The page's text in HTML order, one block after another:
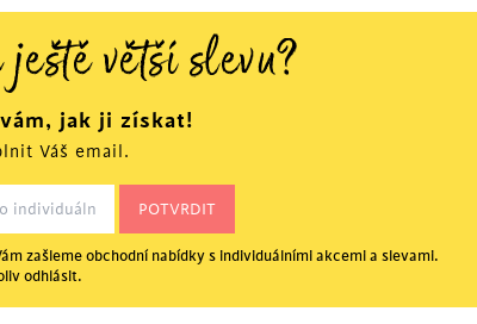
ještě větší slevu?
jak ji získat!
Váš email.
zašleme obchodní nabídky s individuálními akcemi a slevami.
odhlásit.